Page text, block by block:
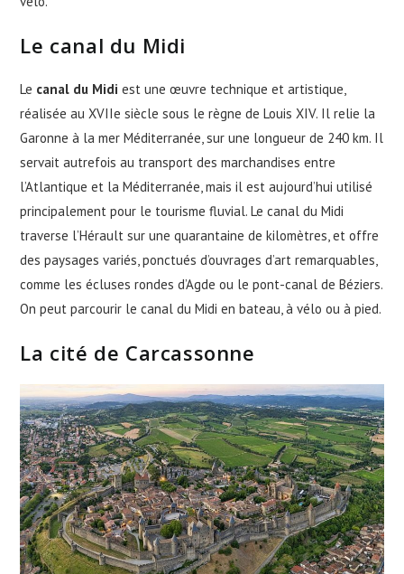
Le canal du Midi
Le canal du Midi est une œuvre technique et artistique,
réalisée au XVIIe siècle sous le règne de Louis XIV. Il relie la
Garonne à la mer Méditerranée, sur une longueur de 240 km. Il
servait autrefois au transport des marchandises entre
l’Atlantique et la Méditerranée, mais il est aujourd’hui utilisé
principalement pour le tourisme fluvial. Le canal du Midi
traverse l’Hérault sur une quarantaine de kilomètres, et offre
des paysages variés, ponctués d’ouvrages d’art remarquables,
comme les écluses rondes d’Agde ou le pont-canal de Béziers.
On peut parcourir le canal du Midi en bateau, à vélo ou à pied.
La cité de Carcassonne